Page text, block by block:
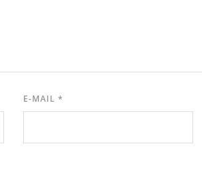
E-MAIL*